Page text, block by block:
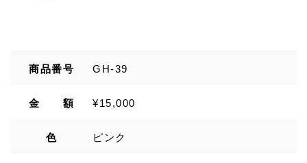
商品番号 GH-39
金 額 ¥15,000
色 ピンク